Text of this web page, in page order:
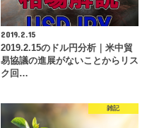
2019.2.15
2019.2.15のドル円分析｜米中貿
易協議の進展がないことからリス
ク回…
雑記